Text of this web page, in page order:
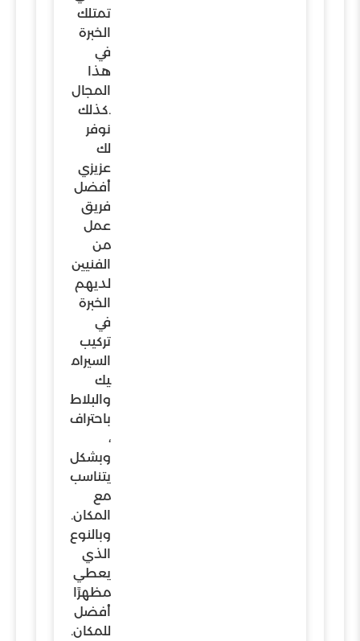
تمتلك
الخبرة
في
هذا
المجال
.كذلك
نوفر
لك
عزيزي
أفضل
فريق
عمل
من
الفنيين
لديهم
الخبرة
في
تركيب
السيرام
يك
والبلاط
باحتراف
،
وبشكل
يتناسب
مع
المكان.
وبالنوع
الذي
يعطي
مظهرًا
أفضل
للمكان.